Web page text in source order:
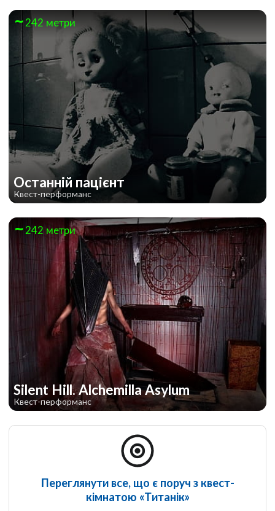
242 метри
Останній пацієнт
Квест-перформанс
242 метри
Silent Hill. Alchemilla Asylum
Квест-перформанс
Переглянути все, що є поруч з квест-
кімнатою «Титанік»